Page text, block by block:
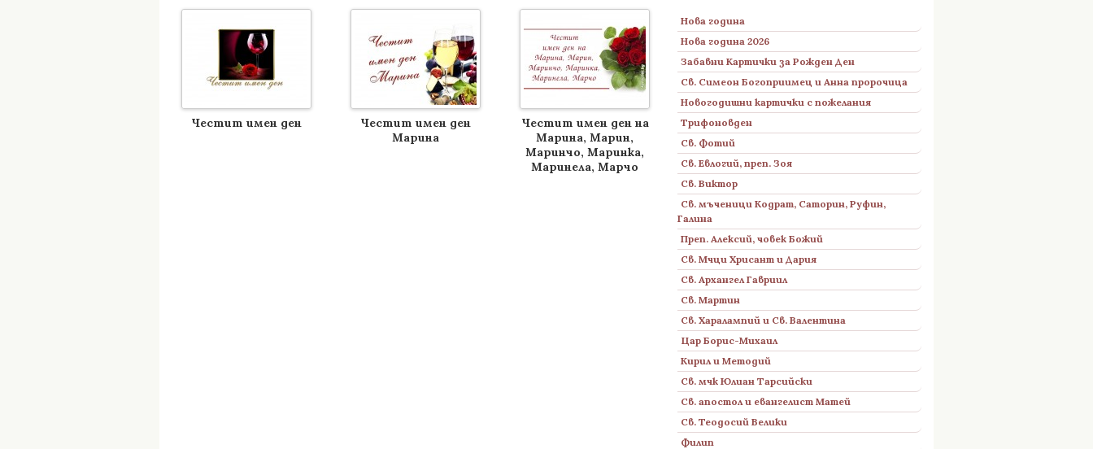
Честит имен ден
Честит имен ден
Марина
Честит имен ден на
Марина, Марин,
Маринчо, Маринка,
Маринела, Марчо
Нова година
Нова година 2026
Забавни Картички за Рожден Ден
Св. Симеон Богоприимец и Анна пророчица
Новогодишни картички с пожелания
Трифоновден
Св. Фотий
Св. Евлогий, преп. Зоя
Св. Виктор
Св. мъченици Кодрат, Саторин, Руфин,
Галина
Преп. Алексий, човек Божий
Св. Мчци Хрисант и Дария
Св. Архангел Гавриил
Св. Мартин
Св. Харалампий и Св. Валентина
Цар Борис-Михаил
Кирил и Методий
Св. мчк Юлиан Тарсийски
Св. апостол и евангелист Матей
Св. Теодосий Велики
Филип